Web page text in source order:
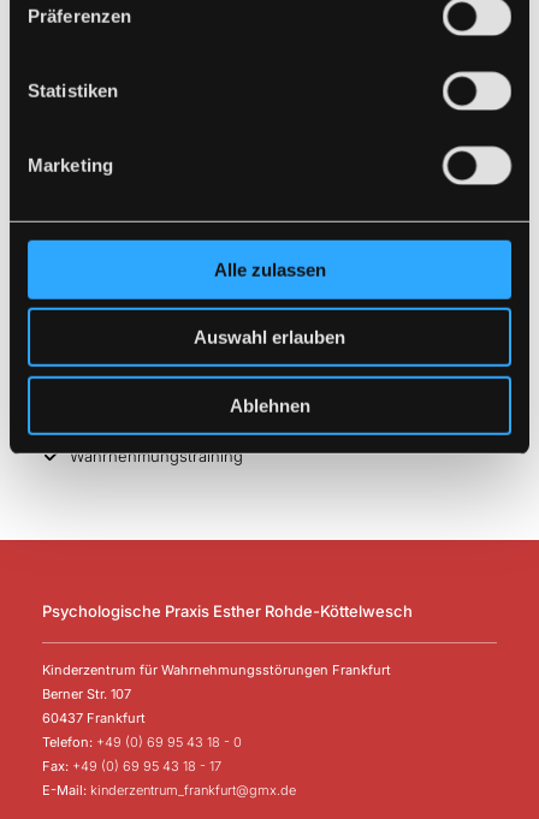
Präferenzen
Statistiken
Marketing
Alle zulassen
Auswahl erlauben
Ablehnen
Die Lerntherapie kann in bestimmten Fällen nach
§35a oder 27 durch das Jugendamt gefördert werden.
Bitte wenden Sie sich an Ihr zuständiges Jugendamt.
Psychotherapie
Konzentrations- und Aufmerksamkeitstraining
Training der sozialen Kompetenzen
Non-directive Spieltherapie
Verhaltenstherapie bei diversen Störungsbildern
z. B. Tics, Ängsten, Aggressionen, Depressionen - Zwänge
Wahrnehmungstraining
Psychologische Praxis Esther Rohde-Köttelwesch
Kinderzentrum für Wahrnehmungsstörungen Frankfurt
Berner Str. 107
60437 Frankfurt
Telefon: +49 (0) 69 95 43 18 - 0
Fax: +49 (0) 69 95 43 18 - 17
E-Mail: kinderzentrum_frankfurt@gmx.de